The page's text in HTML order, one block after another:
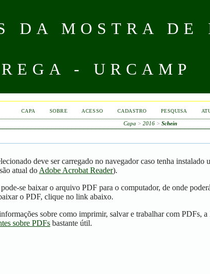
DA MOSTRA
- URCAMP
CAPA SOBRE ACESSO CADASTRO PESQUISA
Capa > 2016> Schein
deve ser carregado no navegador caso tenha
atual do Adobe Acrobat Reader).
se baixar o arquivo PDF para o computador, de onde
o PDF, clique no link abaixo.
sobre como imprimir, salvar e trabalhar com PDFs,
sobre PDFs bastante útil.